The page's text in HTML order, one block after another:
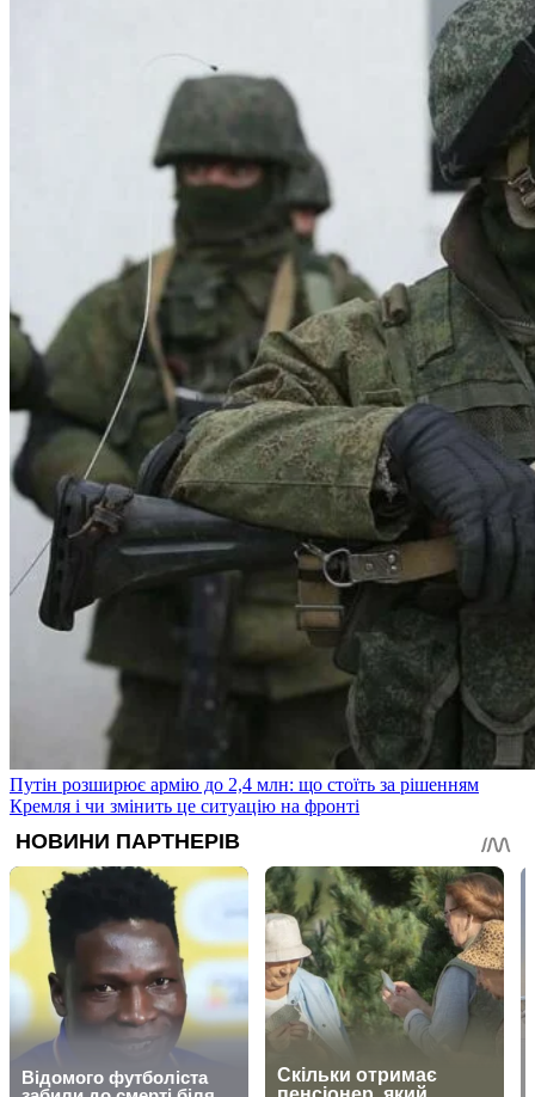
Путін розширює армію до 2,4 млн: що стоїть за рішенням
Кремля і чи змінить це ситуацію на фронті